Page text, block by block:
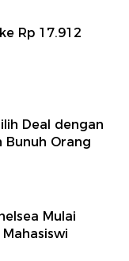
Rp 17.912
Deal dengan
Bunuh Orang
Mulai